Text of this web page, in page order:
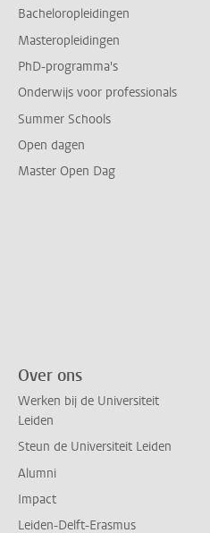
Bacheloropleidingen
Masteropleidingen
PhD-programma's
Onderwijs voor professionals
Summer Schools
Open dagen
Master Open Dag
Over ons
Werken bij de Universiteit
Leiden
Steun de Universiteit Leiden
Alumni
Impact
Leiden-Delft-Erasmus